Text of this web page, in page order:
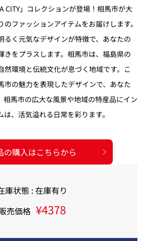
CITY」コレクションが登場！相馬市が大
ファッションアイテムをお届けします。
るく元気なデザインが特徴で、あなたの
きをプラスします。相馬市は、福島県の
然環境と伝統文化が息づく地域です。こ
市の魅力を表現したデザインで、あなた
相馬市の広大な風景や地域の特産品にイン
、活気溢れる日常を彩ります。
の購入はこちらから
庫状態 : 在庫有り
売価格 ¥4378